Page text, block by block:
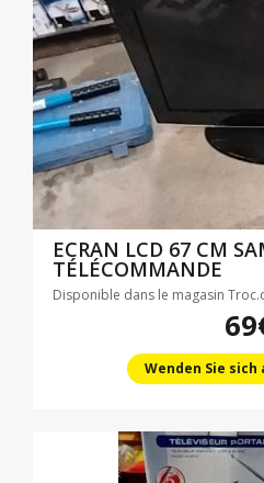
ECRAN LCD 67 CM
TÉLÉCOMMANDE
Disponible dans le magasin
Wenden Sie sich